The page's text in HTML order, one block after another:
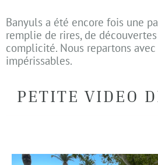
Banyuls a été encore fois une
remplie de rires, de
complicité. Nous repartons
impérissables.
PETITE VIDEO